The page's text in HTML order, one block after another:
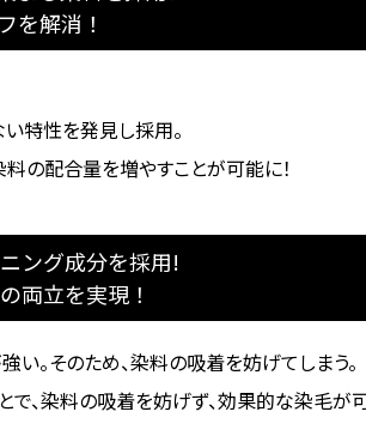
を解消！
特性を発見し採用。
の配合量を増やすことが可能に！
ング成分を採用!
両立を実現！
。そのため、染料の吸着を妨げてしまう。
で、染料の吸着を妨げず、効果的な染毛が